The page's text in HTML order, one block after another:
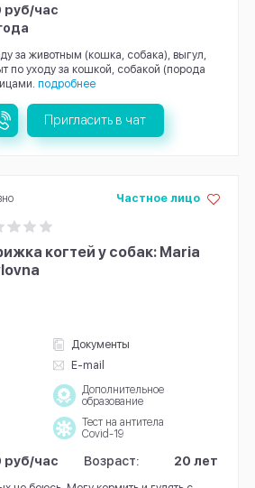
руб/час
за животным (кошка, собака), выгул,
по уходу за кошкой, собакой (порода
подробнее
Пригласить в чат
когтей у собак: Maria
Документы
E-mail
Частное лицо
Дополнительное
образование
Тест на антитела
Covid-19
руб/час Возраст: 20 лет